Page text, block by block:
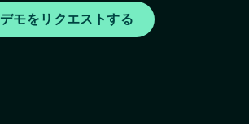
デモをリクエストする